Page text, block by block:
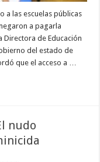
a las escuelas públicas
a pagarla
Directora de Educación
del estado de
que el acceso a …
nudo